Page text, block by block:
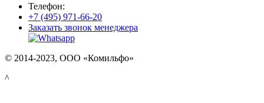
Телефон:
+7 (495) 971-66-20
Заказать звонок менеджера
© 2014-2023, ООО «Комильфо»
^